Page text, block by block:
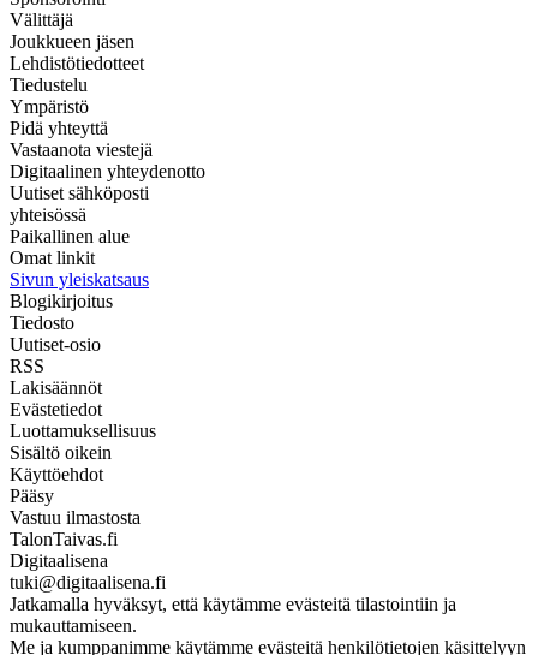
Välittäjä
Joukkueen jäsen
Lehdistötiedotteet
Tiedustelu
Ympäristö
Pidä yhteyttä
Vastaanota viestejä
Digitaalinen yhteydenotto
Uutiset sähköposti
yhteisössä
Paikallinen alue
Omat linkit
Sivun yleiskatsaus
Blogikirjoitus
Tiedosto
Uutiset-osio
RSS
Lakisäännöt
Evästetiedot
Luottamuksellisuus
Sisältö oikein
Käyttöehdot
Pääsy
Vastuu ilmastosta
TalonTaivas.fi
Digitaalisena
tuki@digitaalisena.fi
Jatkamalla hyväksyt, että käytämme evästeitä tilastointiin ja
mukauttamiseen.
Me ja kumppanimme käytämme evästeitä henkilötietojen käsittelyyn